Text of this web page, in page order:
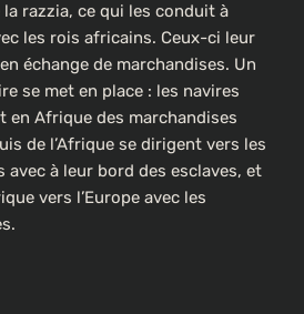
la razzia, ce qui les conduit à
les rois africains. Ceux-ci leur
échange de marchandises. Un
se met en place : les navires
en Afrique des marchandises
de l’Afrique se dirigent vers les
avec à leur bord des esclaves, et
vers l’Europe avec les